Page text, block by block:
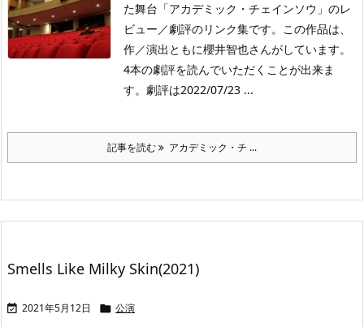
た舞台「アカデミック・チェインソウ」のレ
ビュー／劇評のリンク集です。この作品は、
作／演出ともに櫻井智也さんがしています。
4本の劇評を読んでいただくことが出来ま
す。劇評は2022/07/23 ...
記事を読む アカデミック・チ ...
Smells Like Milky Skin(2021)
 2021年5月12日  公演